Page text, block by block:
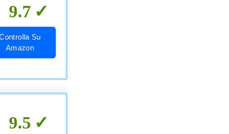
9.7
Su
Amazon
9.5